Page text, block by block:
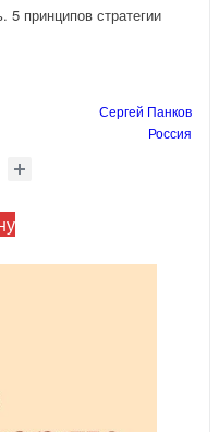
принципов стратегии
Сергей Панков
Россия